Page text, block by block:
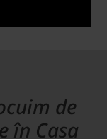
de
în Casa